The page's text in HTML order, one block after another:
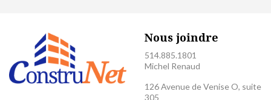
Nous joindre
514.885.1801
Michel Renaud
126 Avenue de Venise O, suite
305